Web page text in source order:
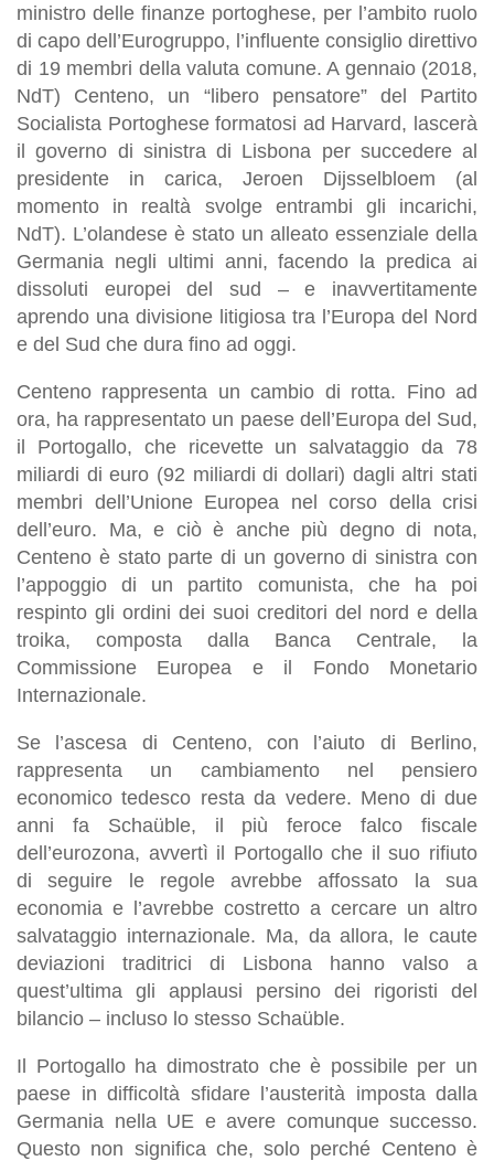
ministro delle finanze portoghese, per l’ambito ruolo
di capo dell’Eurogruppo, l’influente consiglio direttivo
di 19 membri della valuta comune. A gennaio (2018,
NdT) Centeno, un “libero pensatore” del Partito
Socialista Portoghese formatosi ad Harvard, lascerà
il governo di sinistra di Lisbona per succedere al
presidente in carica, Jeroen Dijsselbloem (al
momento in realtà svolge entrambi gli incarichi,
NdT). L’olandese è stato un alleato essenziale della
Germania negli ultimi anni, facendo la predica ai
dissoluti europei del sud – e inavvertitamente
aprendo una divisione litigiosa tra l’Europa del Nord
e del Sud che dura fino ad oggi.
Centeno rappresenta un cambio di rotta. Fino ad
ora, ha rappresentato un paese dell’Europa del Sud,
il Portogallo, che ricevette un salvataggio da 78
miliardi di euro (92 miliardi di dollari) dagli altri stati
membri dell’Unione Europea nel corso della crisi
dell’euro. Ma, e ciò è anche più degno di nota,
Centeno è stato parte di un governo di sinistra con
l’appoggio di un partito comunista, che ha poi
respinto gli ordini dei suoi creditori del nord e della
troika, composta dalla Banca Centrale, la
Commissione Europea e il Fondo Monetario
Internazionale.
Se l’ascesa di Centeno, con l’aiuto di Berlino,
rappresenta un cambiamento nel pensiero
economico tedesco resta da vedere. Meno di due
anni fa Schaüble, il più feroce falco fiscale
dell’eurozona, avvertì il Portogallo che il suo rifiuto
di seguire le regole avrebbe affossato la sua
economia e l’avrebbe costretto a cercare un altro
salvataggio internazionale. Ma, da allora, le caute
deviazioni traditrici di Lisbona hanno valso a
quest’ultima gli applausi persino dei rigoristi del
bilancio – incluso lo stesso Schaüble.
Il Portogallo ha dimostrato che è possibile per un
paese in difficoltà sfidare l’austerità imposta dalla
Germania nella UE e avere comunque successo.
Questo non significa che, solo perché Centeno è